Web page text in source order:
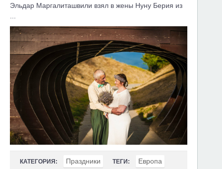
Эльдар Маргалиташвили взял в жены Нуну Берия из
КАТЕГОРИЯ: Праздники ТЕГИ:
Европа